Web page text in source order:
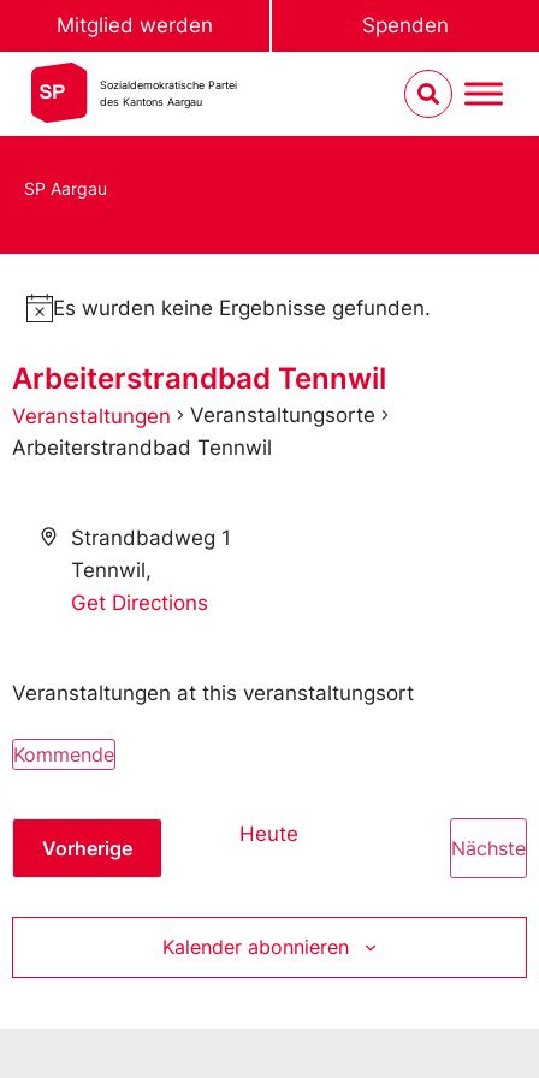
Mitglied werden Spenden
Sozialdemokratische Partei
des Kantons Aargau
SP Aargau
Notice
Es wurden keine Ergebnisse gefunden.
Arbeiterstrandbad Tennwil
Veranstaltungen
Veranstaltungsorte
Arbeiterstrandbad Tennwil
Address
Strandbadweg 1
Tennwil,
Get Directions
Veranstaltungen at this veranstaltungsort
Kommende
Wählen
das
Datum
aus.VorherigeVeranstaltungen
Heute
Nächste
Kalender abonnieren